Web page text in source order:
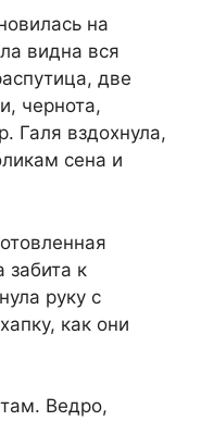
на
видна вся
две
чернота,
Галя вздохнула,
сена и
забита к
руку с
как они
Ведро,